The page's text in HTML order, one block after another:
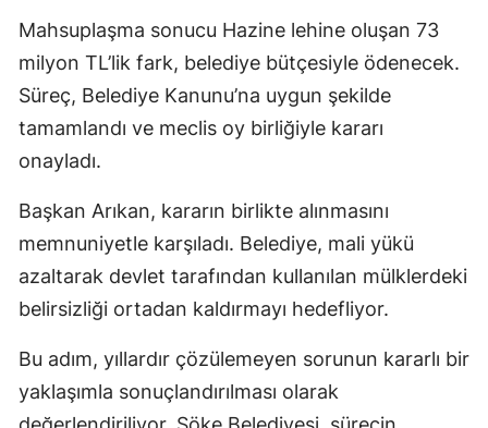
Mahsuplaşma sonucu Hazine lehine oluşan 73
milyon TL’lik fark, belediye bütçesiyle ödenecek.
Süreç, Belediye Kanunu’na uygun şekilde
tamamlandı ve meclis oy birliğiyle kararı
onayladı.
Başkan Arıkan, kararın birlikte alınmasını
memnuniyetle karşıladı. Belediye, mali yükü
azaltarak devlet tarafından kullanılan mülklerdeki
belirsizliği ortadan kaldırmayı hedefliyor.
Bu adım, yıllardır çözülemeyen sorunun kararlı bir
yaklaşımla sonuçlandırılması olarak